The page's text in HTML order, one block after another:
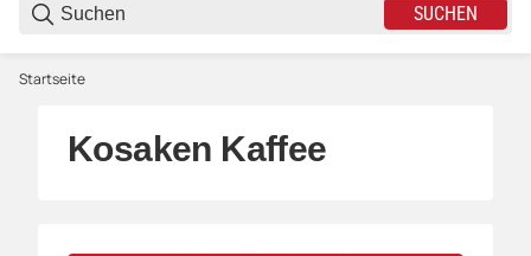
SUCHEN
Startseite
Kosaken Kaffee